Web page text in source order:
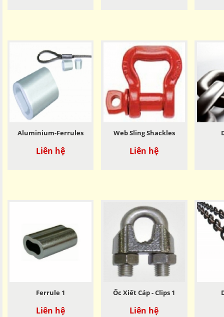
Aluminium-Ferrules
Liên hệ
Web Sling Shackles
Liên hệ
Ferrule 1
Liên hệ
Ốc Xiết Cáp - Clips 1
Liên hệ